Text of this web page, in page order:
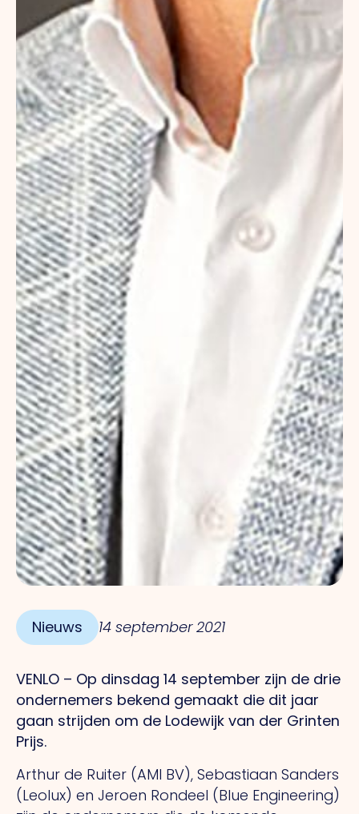
Nieuws 14 september 2021
VENLO – Op dinsdag 14 september zijn de drie
ondernemers bekend gemaakt die dit jaar
gaan strijden om de Lodewijk van der Grinten
Prijs.
Arthur de Ruiter (AMI BV), Sebastiaan Sanders
(Leolux) en Jeroen Rondeel (Blue Engineering)